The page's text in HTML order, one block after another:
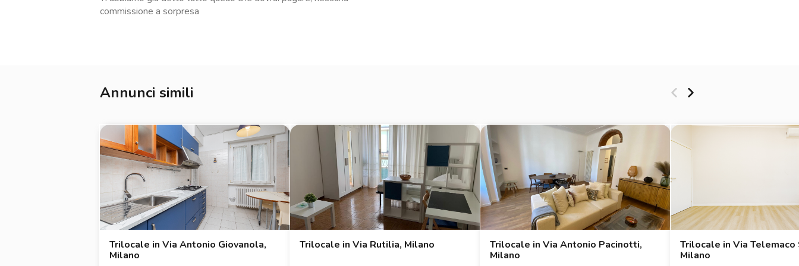
*La presente inserzione e le metrature indicate non costituiscono elemento
contrattuale e hanno solo valore indicativo.*
commissione a sorpresa
Annunci simili
Trilocale in Via Antonio Giovanola,
Milano
Trilocale in Via Rutilia, Milano
Trilocale in Via Antonio Pacinotti,
Milano
Trilocale in Via Telemaco
Milano